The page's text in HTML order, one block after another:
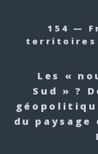
154 —
territoires
Les «
Sud » ?
du